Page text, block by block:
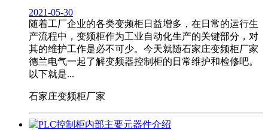
2021-05-30
随着工厂企业的各类变频柜日益增多，在日常的运行生
产流程中，变频柜作为工业自动化生产的关键部分，对
其的维护工作是必不可少。今天就随石家庄变频柜厂家
德兰电气一起了解变频器控制柜的日常维护和检修吧。
以下就是...
石家庄变频柜厂家